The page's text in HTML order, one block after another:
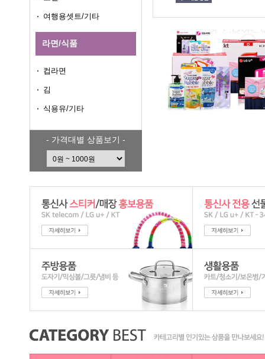
여행용셋트/기타
라면/식품
컵라면
김
식용유/기타
- 가격대별 상품보기 -